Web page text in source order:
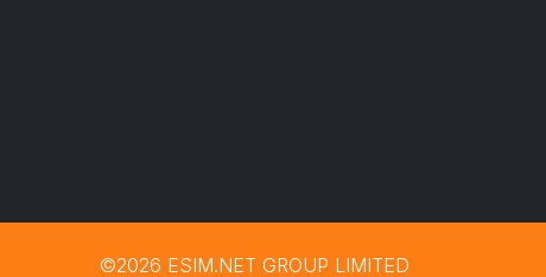
©2026 ESIM.NET GROUP LIMITED